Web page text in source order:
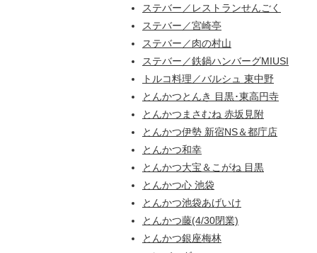
ステバー／レストランせんごく
ステバー／宮崎亭
ステバー／肉の村山
ステバー／鉄鍋ハンバーグMIUSI
トルコ料理／バルシュ 東中野
とんかつとんき 目黒･東高円寺
とんかつまさむね 赤坂見附
とんかつ伊勢 新宿NS＆都庁店
とんかつ和幸
とんかつ大宝＆こがね 目黒
とんかつ心 池袋
とんかつ池袋あげいけ
とんかつ藤(4/30閉業)
とんかつ銀座梅林